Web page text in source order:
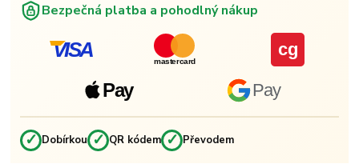
Bezpečná platba a pohodlný nákup
VISA mastercard
Pay Pay
cg
✓ Dobírkou ✓ QR kódem ✓ Převodem